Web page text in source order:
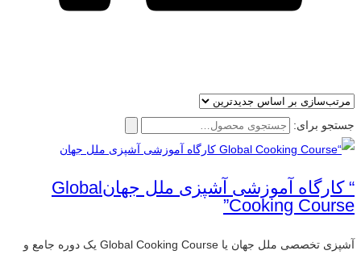
جستجو برای:
“ کارگاه آموزشی آشپزی ملل جهانGlobal
Cooking Course”
آشپزی تخصصی ملل جهان یا Global Cooking Course یک دوره جامع و